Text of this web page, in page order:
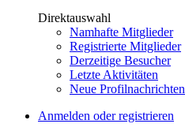
Direktauswahl
Namhafte Mitglieder
Registrierte Mitglieder
Derzeitige Besucher
Letzte Aktivitäten
Neue Profilnachrichten
Anmelden oder registrieren